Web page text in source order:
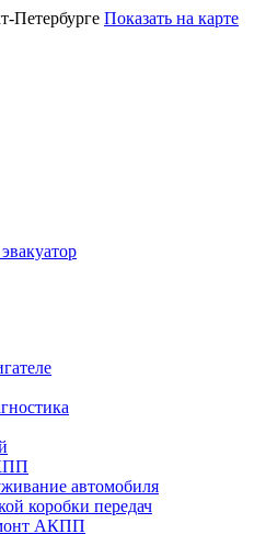
Петербурге Показать на карте
автомобиля
коробки передач
АКПП